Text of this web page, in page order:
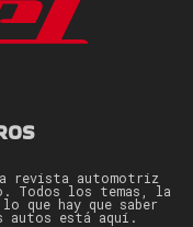
la revista automotriz
Todos los temas, la
que hay que saber
autos está aquí.